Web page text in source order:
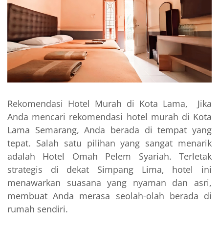
Rekomendasi Hotel Murah di Kota Lama, Jika
Anda mencari rekomendasi hotel murah di Kota
Lama Semarang, Anda berada di tempat yang
tepat. Salah satu pilihan yang sangat menarik
adalah Hotel Omah Pelem Syariah. Terletak
strategis di dekat Simpang Lima, hotel ini
menawarkan suasana yang nyaman dan asri,
membuat Anda merasa seolah-olah berada di
rumah sendiri.